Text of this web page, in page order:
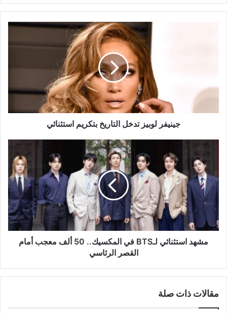
جينيفر لوبيز تدخل التاريخ بتكريم استثنائي
مشهد
استثنائي
لـBTS
في
المكسيك..
ألف
معجب
أمام
القصر
مشهد استثنائي لـBTS في المكسيك.. 50 ألف معجب أمام
القصر الرئاسي
مقالات ذات صلة